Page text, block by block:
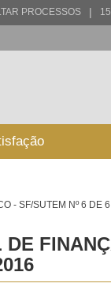
PROCESSOS |
- SF/SUTEM Nº 6 DE